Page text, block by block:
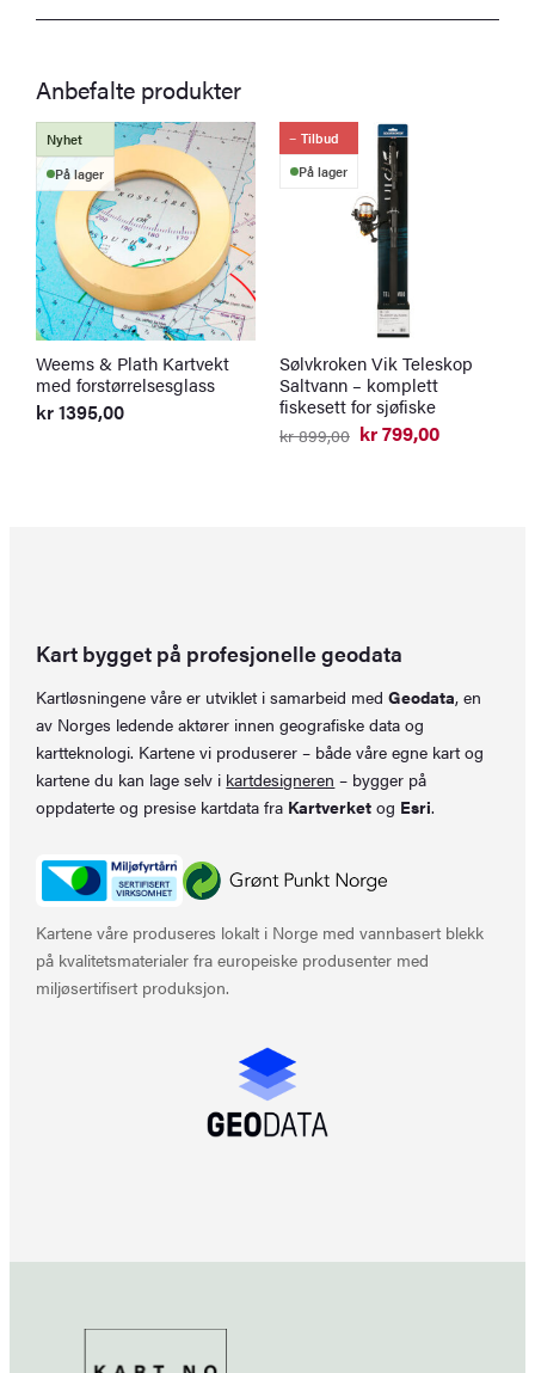
Anbefalte produkter
Nyhet
På lager
Weems & Plath Kartvekt
med forstørrelsesglass
kr1395,00
Tilbud
På lager
Sølvkroken Vik Teleskop
Saltvann – komplett
fiskesett for sjøfiske
kr899,00
Opprinnelig
kr799,00
Nåværende
Kart bygget på profesjonelle geodata
Kartløsningene våre er utviklet i samarbeid medGeodata, en
av Norges ledende aktører innen geografiske data og
kartteknologi. Kartene vi produserer – både våre egne kart og
kartene du kan lage selv i kartdesigneren – bygger på
oppdaterte og presise kartdata fra Kartverket og Esri.
Kartene våre produseres lokalt i Norge med vannbasert blekk
på kvalitetsmaterialer fra europeiske produsenter med
miljøsertifisert produksjon.